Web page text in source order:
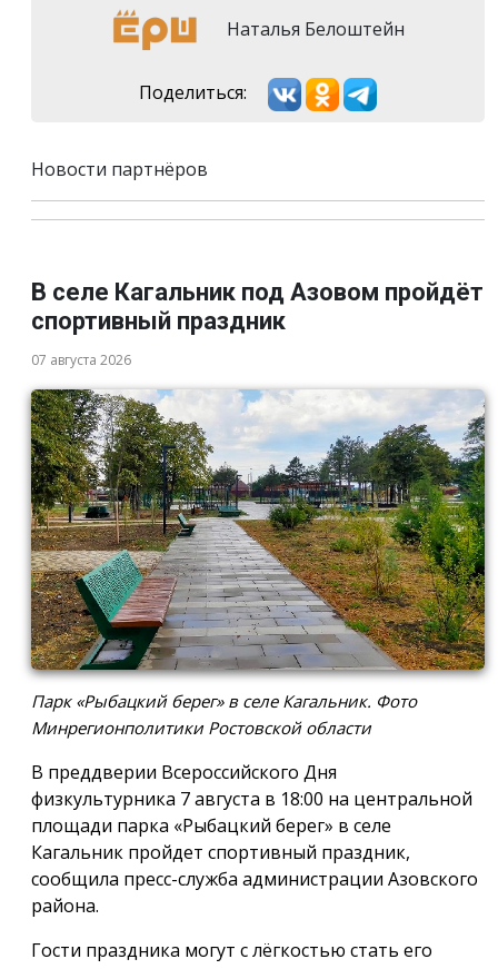
Наталья Белоштейн
Поделиться:
Новости партнёров
В селе Кагальник под Азовом пройдёт
спортивный праздник
07 августа 2026
Парк «Рыбацкий берег» в селе Кагальник. Фото
Минрегионполитики Ростовской области
В преддверии Всероссийского Дня
физкультурника 7 августа в 18:00 на центральной
площади парка «Рыбацкий берег» в селе
Кагальник пройдет спортивный праздник,
сообщила пресс-служба администрации Азовского
района.
Гости праздника могут с лёгкостью стать его